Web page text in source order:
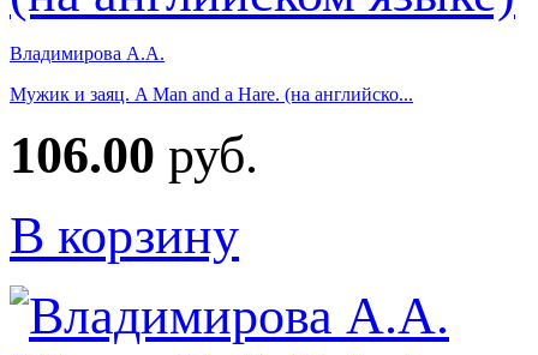
Владимирова А.А.
Мужик и заяц. A Man and a Hare. (на английско...
106.00 руб.
В корзину